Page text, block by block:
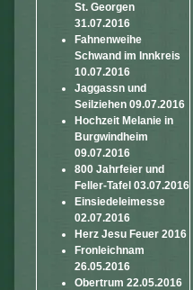
St. Georgen
31.07.2016
Fahnenweihe
Schwand im Innkreis
10.07.2016
Jaggassn und
Seilziehen 09.07.2016
Hochzeit Melanie in
Burgwindheim
09.07.2016
800 Jahrfeier und
Feller-Tafel 03.07.2016
Einsiedeleimesse
02.07.2016
Herz Jesu Feuer 2016
Fronleichnam
26.05.2016
Obertrum 22.05.2016